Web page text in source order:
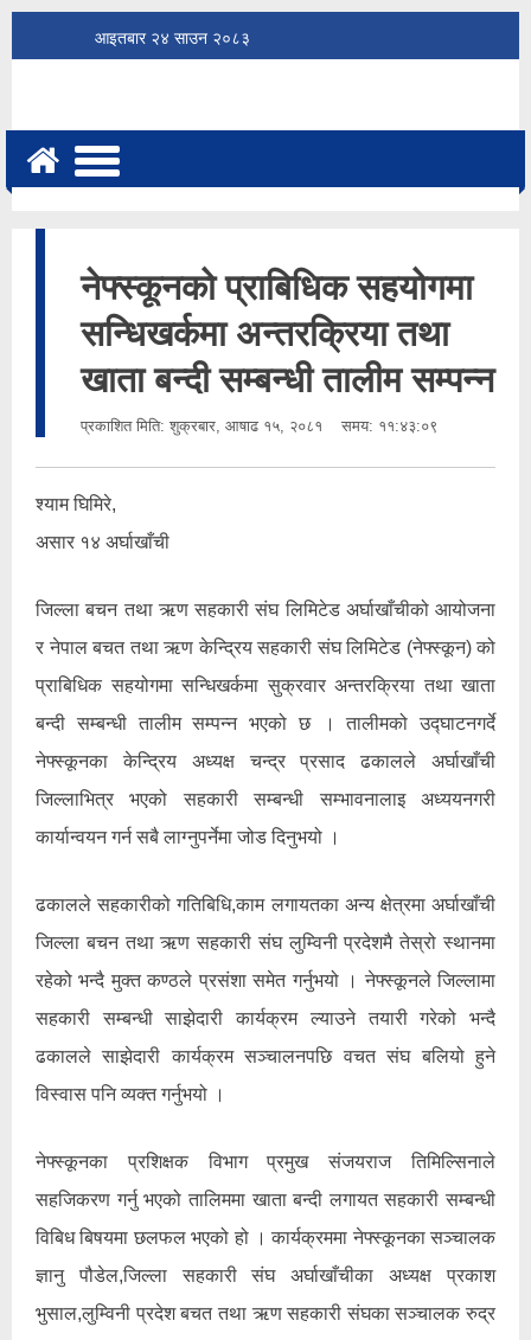
आइतबार २४ साउन २०८३
नेफ्स्कूनको प्राबिधिक सहयोगमा
सन्धिखर्कमा अन्तरक्रिया तथा
खाता बन्दी सम्बन्धी तालीम सम्पन्न
प्रकाशित मिति: शुक्रबार, आषाढ १५, २०८१ समय: ११:४३:०९
श्याम घिमिरे,
असार १४ अर्घाखाँची
जिल्ला बचन तथा ऋण सहकारी संघ लिमिटेड अर्घाखाँचीको आयोजना
र नेपाल बचत तथा ऋण केन्द्रिय सहकारी संघ लिमिटेड (नेफ्स्कून) को
प्राबिधिक सहयोगमा सन्धिखर्कमा सुक्रवार अन्तरक्रिया तथा खाता
बन्दी सम्बन्धी तालीम सम्पन्न भएको छ । तालीमको उद्घाटनगर्दे
नेफ्स्कूनका केन्द्रिय अध्यक्ष चन्द्र प्रसाद ढकालले अर्घाखाँची
जिल्लाभित्र भएको सहकारी सम्बन्धी सम्भावनालाइ अध्ययनगरी
कार्यान्वयन गर्न सबै लाग्नुपर्नेमा जोड दिनुभयो ।
ढकालले सहकारीको गतिबिधि,काम लगायतका अन्य क्षेत्रमा अर्घाखाँची
जिल्ला बचन तथा ऋण सहकारी संघ लुम्विनी प्रदेशमै तेस्रो स्थानमा
रहेको भन्दै मुक्त कण्ठले प्रसंशा समेत गर्नुभयो । नेफ्स्कूनले जिल्लामा
सहकारी सम्बन्धी साझेदारी कार्यक्रम ल्याउने तयारी गरेको भन्दै
ढकालले साझेदारी कार्यक्रम सञ्चालनपछि वचत संघ बलियो हुने
विस्वास पनि व्यक्त गर्नुभयो ।
नेफ्स्कूनका प्रशिक्षक विभाग प्रमुख संजयराज तिमिल्सिनाले
सहजिकरण गर्नु भएको तालिममा खाता बन्दी लगायत सहकारी सम्बन्धी
विबिध बिषयमा छलफल भएको हो । कार्यक्रममा नेफ्स्कूनका सञ्चालक
ज्ञानु पौडेल,जिल्ला सहकारी संघ अर्घाखाँचीका अध्यक्ष प्रकाश
भुसाल,लुम्विनी प्रदेश बचत तथा ऋण सहकारी संघका सञ्चालक रुद्र